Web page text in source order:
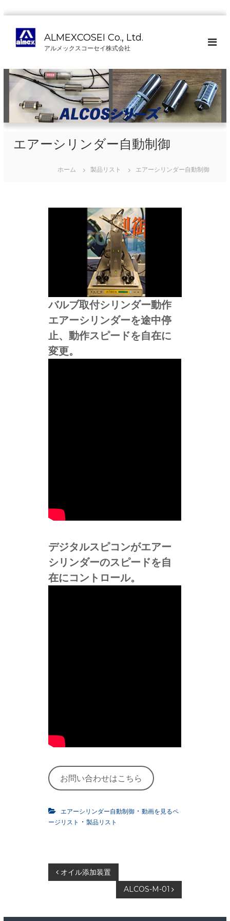
へ
キ
ALMEXCOSEI Co., Ltd.
アルメックスコーセイ株式会社
エアーシリンダー自動制御
ホーム 製品リスト エアーシリンダー自動制御
バルブ取付シリンダー動作
エアーシリンダーを途中停
止、動作スピードを自在に
変更。
デジタルスピコンがエアー
シリンダーのスピードを自
在にコントロール。
お問い合わせはこちら
エアーシリンダー自動制御 ・動画を見るペ
ージリスト ・製品リスト
投オイル添加装置
ALCOS-M-01